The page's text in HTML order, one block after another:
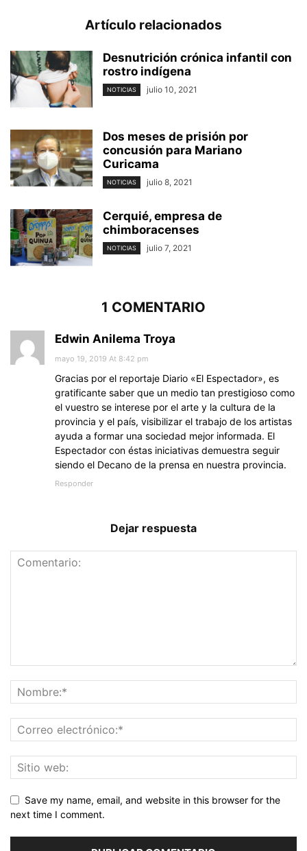
Artículo relacionados
Desnutrición crónica infantil con
rostro indígena
NOTICIAS julio 10, 2021
Dos meses de prisión por
concusión para Mariano
Curicama
NOTICIAS julio 8, 2021
Cerquié, empresa de
chimboracenses
NOTICIAS julio 7, 2021
1 COMENTARIO
Edwin Anilema Troya
mayo 19, 2019 At 8:42 pm
Gracias por el reportaje Diario «El Espectador», es
gratificante saber que un medio tan prestigioso como
el vuestro se interese por el arte y la cultura de la
provincia y el país, visibilizar el trabajo de los artistas
ayuda a formar una sociedad mejor informada. El
Espectador con éstas iniciativas demuestra seguir
siendo el Decano de la prensa en nuestra provincia.
Responder
Dejar respuesta
Save my name, email, and website in this browser for the
next time I comment.